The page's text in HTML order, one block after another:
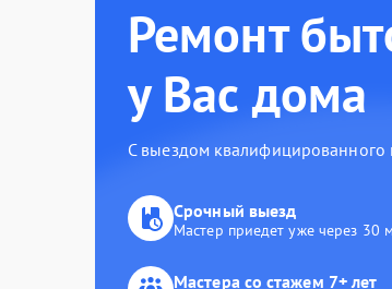
Ремонт
у Вас дома
С выездом квалифицированного
Срочный выезд
Мастер приедет уже через 30
Мастера со стажем 7+ лет